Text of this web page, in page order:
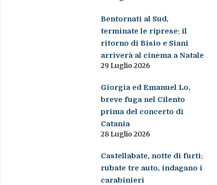
Bentornati al Sud,
terminate le riprese: il
ritorno di Bisio e Siani
arriverà al cinema a Natale
29 Luglio 2026
Giorgia ed Emanuel Lo,
breve fuga nel Cilento
prima del concerto di
Catania
28 Luglio 2026
Castellabate, notte di furti:
rubate tre auto, indagano i
carabinieri